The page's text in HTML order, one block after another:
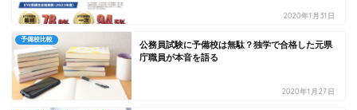
2020年1月31日
予備校比較
公務員試験に予備校は無駄？独学で合格した元県
庁職員が本音を語る
2020年1月27日